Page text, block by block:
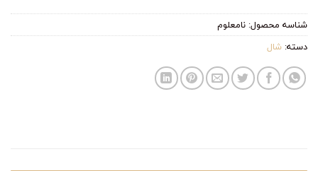
شناسه محصول: نامعلوم
دسته: شال